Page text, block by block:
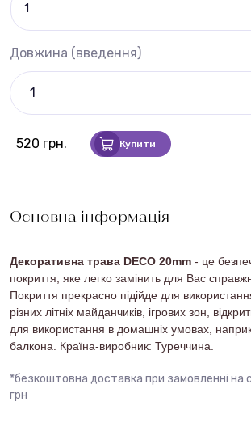
1
Довжина (введення)
520 грн. Купити
Основна інформація
Декоративна трава DECO 20mm - це
покриття, яке легко замінить для Вас
Покриття прекрасно підійде для
різних літніх майданчиків, ігрових зон,
для використання в домашніх умовах,
балкона. Країна-виробник: Туреччина.
*безкоштовна доставка при замовленні на
грн